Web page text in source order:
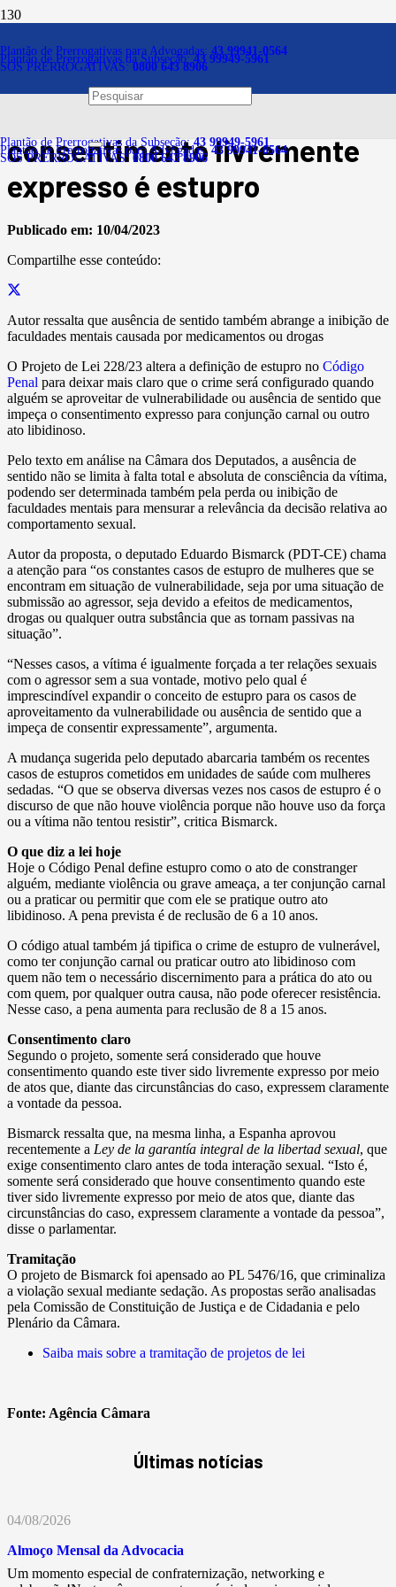
Plantão de Prerrogativas para Advogadas: 43 99941-0564
Plantão de Prerrogativas da Subseção:43 99949-5961
SOS PRERROGATIVAS:0800 643 8906
Plantão de Prerrogativas da Subseção:43 99949-5961
Plantão de Prerrogativas para Advogadas:43 99941-0564
SOS PRERROGATIVAS:0800 643 8906
Projeto muda lei para deixar
claro que ato sexual sem
consentimento livremente
expresso é estupro
Publicado em: 10/04/2023
Compartilhe esse conteúdo:
Autor ressalta que ausência de sentido também abrange a inibição de
faculdades mentais causada por medicamentos ou drogas
O Projeto de Lei 228/23 altera a definição de estupro no Código
Penal para deixar mais claro que o crime será configurado quando
alguém se aproveitar de vulnerabilidade ou ausência de sentido que
impeça o consentimento expresso para conjunção carnal ou outro
ato libidinoso.
Pelo texto em análise na Câmara dos Deputados, a ausência de
sentido não se limita à falta total e absoluta de consciência da vítima,
podendo ser determinada também pela perda ou inibição de
faculdades mentais para mensurar a relevância da decisão relativa ao
comportamento sexual.
Autor da proposta, o deputado Eduardo Bismarck (PDT-CE) chama
a atenção para “os constantes casos de estupro de mulheres que se
encontram em situação de vulnerabilidade, seja por uma situação de
submissão ao agressor, seja devido a efeitos de medicamentos,
drogas ou qualquer outra substância que as tornam passivas na
situação”.
“Nesses casos, a vítima é igualmente forçada a ter relações sexuais
com o agressor sem a sua vontade, motivo pelo qual é
imprescindível expandir o conceito de estupro para os casos de
aproveitamento da vulnerabilidade ou ausência de sentido que a
impeça de consentir expressamente”, argumenta.
A mudança sugerida pelo deputado abarcaria também os recentes
casos de estupros cometidos em unidades de saúde com mulheres
sedadas. “O que se observa diversas vezes nos casos de estupro é o
discurso de que não houve violência porque não houve uso da força
ou a vítima não tentou resistir”, critica Bismarck.
O que diz a lei hoje
Hoje o Código Penal define estupro como o ato de constranger
alguém, mediante violência ou grave ameaça, a ter conjunção carnal
ou a praticar ou permitir que com ele se pratique outro ato
libidinoso. A pena prevista é de reclusão de 6 a 10 anos.
O código atual também já tipifica o crime de estupro de vulnerável,
como ter conjunção carnal ou praticar outro ato libidinoso com
quem não tem o necessário discernimento para a prática do ato ou
com quem, por qualquer outra causa, não pode oferecer resistência.
Nesse caso, a pena aumenta para reclusão de 8 a 15 anos.
Consentimento claro
Segundo o projeto, somente será considerado que houve
consentimento quando este tiver sido livremente expresso por meio
de atos que, diante das circunstâncias do caso, expressem claramente
a vontade da pessoa.
Bismarck ressalta que, na mesma linha, a Espanha aprovou
recentemente a Ley de la garantía integral de la libertad sexual, que
exige consentimento claro antes de toda interação sexual. “Isto é,
somente será considerado que houve consentimento quando este
tiver sido livremente expresso por meio de atos que, diante das
circunstâncias do caso, expressem claramente a vontade da pessoa”,
disse o parlamentar.
Tramitação
O projeto de Bismarck foi apensado ao PL 5476/16, que criminaliza
a violação sexual mediante sedação. As propostas serão analisadas
pela Comissão de Constituição de Justiça e de Cidadania e pelo
Plenário da Câmara.
Saiba mais sobre a tramitação de projetos de lei
Fonte: Agência Câmara
Últimas notícias
04/08/2026
Almoço Mensal da Advocacia
Um momento especial de confraternização, networking e